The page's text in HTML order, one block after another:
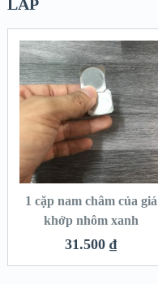
LẮP
1 cặp nam châm của giá
khớp nhôm xanh
31.500₫